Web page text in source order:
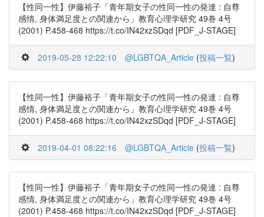
【性同一性】伊藤裕子「青年期女子の性同一性の発達 : 自尊
感情, 身体満足度との関連から」教育心理学研究 49巻 4号
(2001) P.458-468 https://t.co/IN42xzSDqd [PDF_J-STAGE]
2019-05-28 12:22:10 @LGBTQA_Article (投稿一覧)
【性同一性】伊藤裕子「青年期女子の性同一性の発達 : 自尊
感情, 身体満足度との関連から」教育心理学研究 49巻 4号
(2001) P.458-468 https://t.co/IN42xzSDqd [PDF_J-STAGE]
2019-04-01 08:22:16 @LGBTQA_Article (投稿一覧)
【性同一性】伊藤裕子「青年期女子の性同一性の発達 : 自尊
感情, 身体満足度との関連から」教育心理学研究 49巻 4号
(2001) P.458-468 https://t.co/IN42xzSDqd [PDF_J-STAGE]